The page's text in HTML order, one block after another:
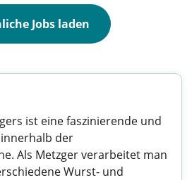
Jobs laden
ist eine faszinierende und
der
Als Metzger verarbeitet man
Wurst- und